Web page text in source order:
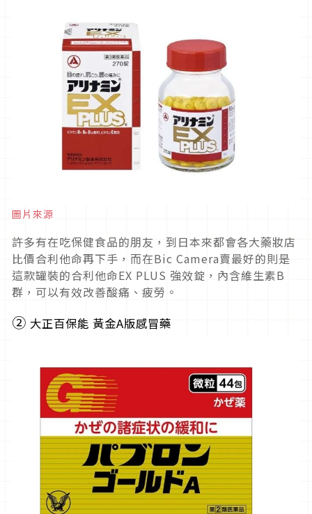
圖片來源
許多有在吃保健食品的朋友，到日本來都會各大藥妝店
比價合利他命再下手，而在Bic Camera賣最好的則是
這款罐裝的合利他命EX PLUS 強效錠，內含維生素B
群，可以有效改善酸痛、疲勞。
② 大正百保能 黃金A版感冒藥